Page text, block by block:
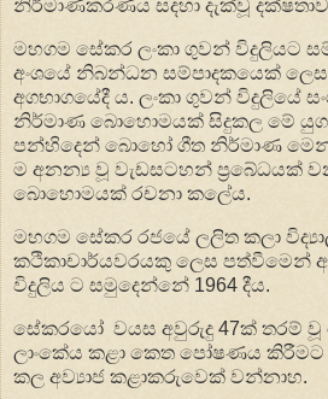
නිර්මාණකරණය සදහා දැක්වූ
මහගම සේකර ලංකා ගුවන් විදුලියට
අංශයේ නිබන්ධන සම්පාදකයෙක් ලෙස
අගභාගයේදී ය. ලංකා ගුවන් විදුලියේ
නිර්මාණ බොහොමයක් සිදුකල මේ
පන්හිදෙන් බොහෝ ගීත නිර්මාණ
ම අනන්‍ය වූ වැඩසටහන් ප්‍රබේධයක්
බොහොමයක් රචනා කලේය.
මහගම සේකර රජයේ ලලිත කලා
කථිකාචාර්යවරයකු ලෙස පත්වීමෙන්
විදුලිය ට සමුදෙන්නේ 1964 දීය.
සේකරයෝ වයස අවුරුදු 47ක් තරම් වූ
ලාංකේය කළා කෙත පෝෂණය කිරීමට
කල අව්‍යාජ කළාකරුවෙක් වන්නාහ.